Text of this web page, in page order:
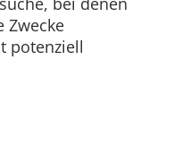
Zwecke
potenziell